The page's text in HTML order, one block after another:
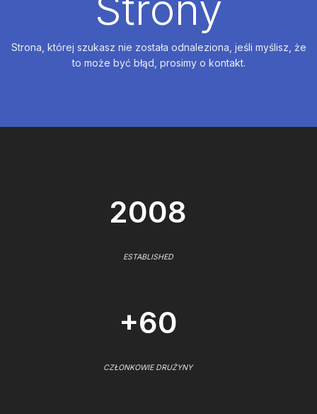
Strona, której szukasz nie została odnaleziona, jeśli myślisz, że
to może być błąd, prosimy o kontakt.
2008
ESTABLISHED
+60
CZŁONKOWIE DRUŻYNY